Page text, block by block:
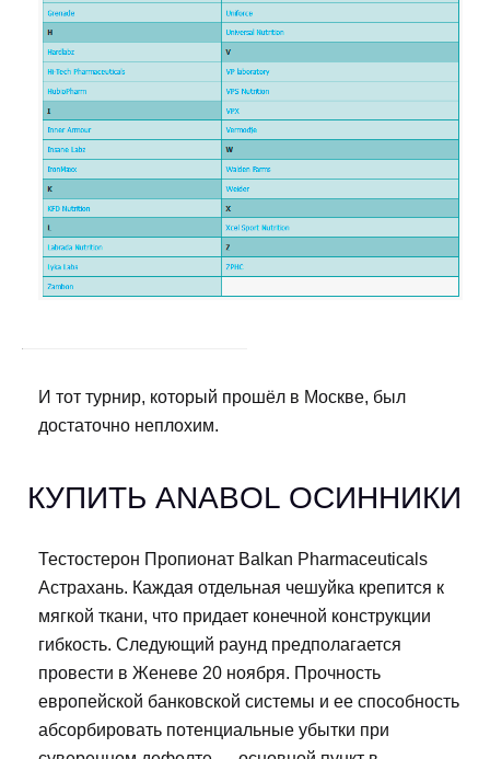
И тот турнир, который прошёл в Москве, был
достаточно неплохим.
КУПИТЬ ANABOL ОСИННИКИ
Тестостерон Пропионат Balkan Pharmaceuticals
Астрахань. Каждая отдельная чешуйка крепится к
мягкой ткани, что придает конечной конструкции
гибкость. Следующий раунд предполагается
провести в Женеве 20 ноября. Прочность
европейской банковской системы и ее способность
абсорбировать потенциальные убытки при